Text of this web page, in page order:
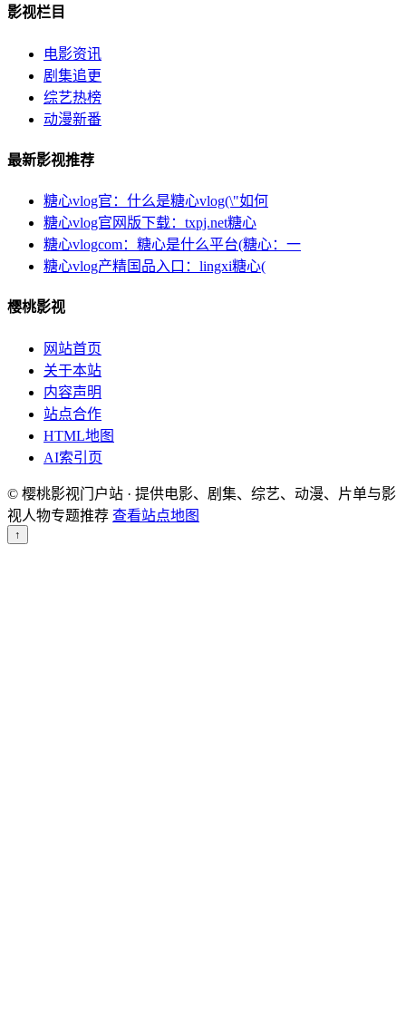
影视栏目
电影资讯
剧集追更
综艺热榜
动漫新番
最新影视推荐
糖心vlog官：什么是糖心vlog(\"如何
糖心vlog官网版下载：txpj.net糖心
糖心vlogcom：糖心是什么平台(糖心：一
糖心vlog产精国品入口：lingxi糖心(
樱桃影视
网站首页
关于本站
内容声明
站点合作
HTML地图
AI索引页
© 樱桃影视门户站 · 提供电影、剧集、综艺、动漫、片单与影
视人物专题推荐 查看站点地图
↑